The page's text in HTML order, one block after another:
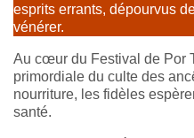
esprits errants, dépourvus
vénérer.
Au cœur du Festival de Por
primordiale du culte des
nourriture, les fidèles
santé.